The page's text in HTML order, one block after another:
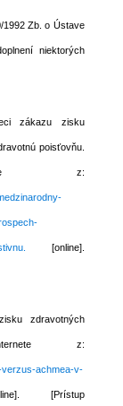
1992 Zb. o Ústave
niektorých
zákazu zisku
poisťovňu.
z:
[online].
zdravotných
z:
verzus-achmea-v-
[Prístup